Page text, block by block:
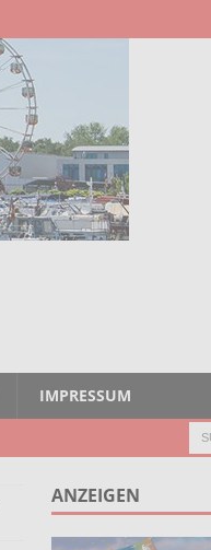
IMPRESSUM
ANZEIGEN